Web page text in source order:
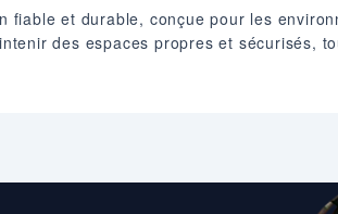
et durable, conçue pour les
des espaces propres et sécurisés,